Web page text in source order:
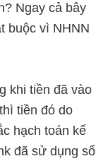
Ngay cả bây
buộc vì NHNN
khi tiền đã vào
tiền đó do
hạch toán kế
đã sử dụng số